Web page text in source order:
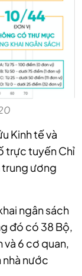
Kinh tế và
trực tuyến Chỉ
ương
ngân sách
đó có 38 Bộ,
6 cơ quan,
nước